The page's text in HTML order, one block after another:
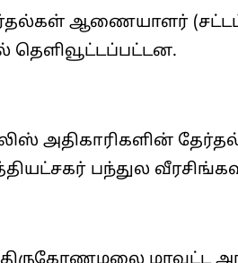
ஆணையாளர் (சட்டம்,
தெளிவூட்டப்பட்டன.
அதிகாரிகளின்
பந்துல